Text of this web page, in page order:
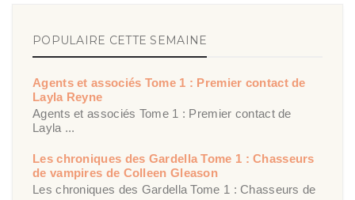
POPULAIRE CETTE SEMAINE
Agents et associés Tome 1 : Premier contact de
Layla Reyne
Agents et associés Tome 1 : Premier contact de
Layla ...
Les chroniques des Gardella Tome 1 : Chasseurs
de vampires de Colleen Gleason
Les chroniques des Gardella Tome 1 : Chasseurs de